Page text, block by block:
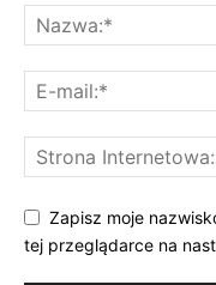
Zapisz moje
tej przeglądarce na